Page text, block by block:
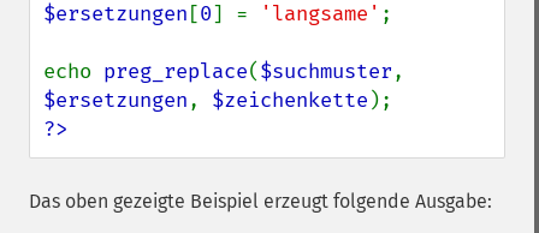
$ersetzungen [0] = 'langsame' ;
echo preg_replace($suchmuster
$ersetzungen, $zeichenkette
?>
Das oben gezeigte Beispiel erzeugt folgende Ausgabe: